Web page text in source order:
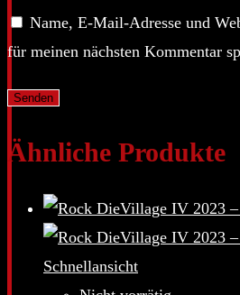
Name, E-Mail-Adresse und
für meinen nächsten Kommentar
Ähnliche Produkte
Schnellansicht